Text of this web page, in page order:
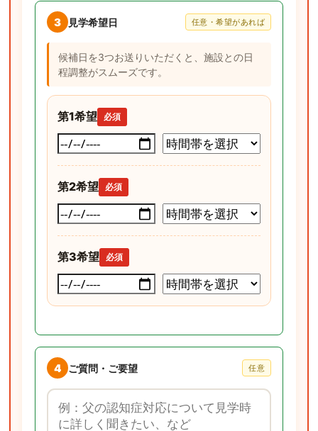
3 見学希望日 任意・希望があれば
候補日を3つお送りいただくと、施設との日
程調整がスムーズです。
第1希望 必須
第2希望 必須
第3希望 必須
4 ご質問・ご要望 任意
ご質問・ご要望